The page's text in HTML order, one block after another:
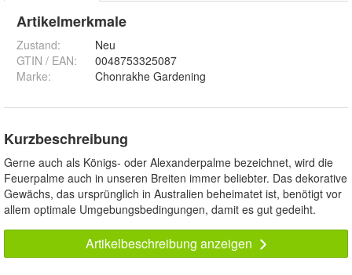
Artikelmerkmale
Zustand:
Neu
GTIN / EAN:
0048753325087
Marke:
Chonrakhe Gardening
Kurzbeschreibung
Gerne auch als Königs- oder Alexanderpalme bezeichnet, wird die
Feuerpalme auch in unseren Breiten immer beliebter. Das dekorative
Gewächs, das ursprünglich in Australien beheimatet ist, benötigt vor
allem optimale Umgebungsbedingungen, damit es gut gedeiht.
Artikelbeschreibung anzeigen